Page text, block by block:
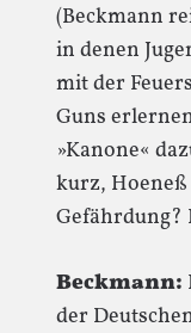
(Beckmann
in denen
mit der
Guns
»Kanone«
kurz, Hoeneß
Gefährdung?
Beckmann:
der